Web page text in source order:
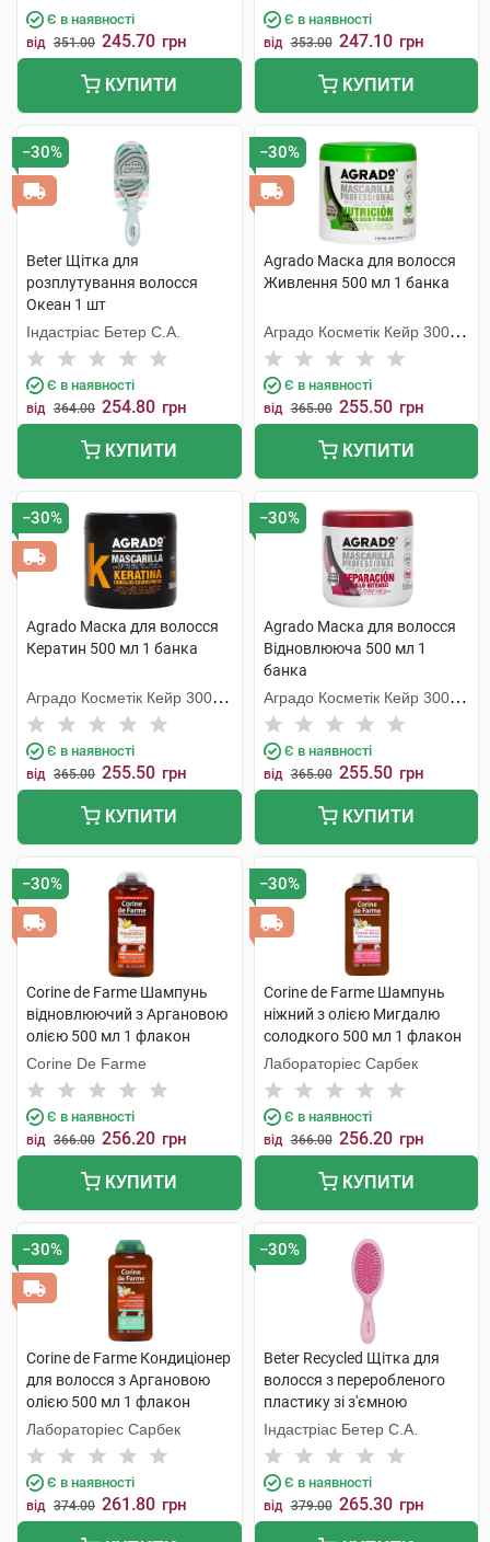
Є в наявності
від 351.00 245.70 грн
КУПИТИ
Є в наявності
від 353.00 247.10 грн
КУПИТИ
−30%
Beter Щітка для
розплутування волосся
Океан 1 шт
Індастріас Бетер С.А.
Є в наявності
від 364.00 254.80 грн
КУПИТИ
−30%
Agrado Маска для волосся
Живлення 500 мл 1 банка
Аградо Косметік Кейр 3000
С.Л.У.
Є в наявності
від 365.00 255.50 грн
КУПИТИ
−30%
Agrado Маска для волосся
Кератин 500 мл 1 банка
Аградо Косметік Кейр 3000
С.Л.У.
Є в наявності
від 365.00 255.50 грн
КУПИТИ
−30%
Agrado Маска для волосся
Відновлююча 500 мл 1
банка
Аградо Косметік Кейр 3000
С.Л.У.
Є в наявності
від 365.00 255.50 грн
КУПИТИ
−30%
Corine de Farme Шампунь
відновлюючий з Аргановою
олією 500 мл 1 флакон
Corine De Farme
Є в наявності
від 366.00 256.20 грн
КУПИТИ
−30%
Corine de Farme Шампунь
ніжний з олією Мигдалю
солодкого 500 мл 1 флакон
Лабораторіес Сарбек
Є в наявності
від 366.00 256.20 грн
КУПИТИ
−30%
Corine de Farme Кондиціонер
для волосся з Аргановою
олією 500 мл 1 флакон
Лабораторіес Сарбек
Є в наявності
від 374.00 261.80 грн
−30%
Beter Recycled Щітка для
волосся з переробленого
пластику зі з'ємною
подушечкою 22,5 см 1 шт
Індастріас Бетер С.А.
Є в наявності
від 379.00 265.30 грн